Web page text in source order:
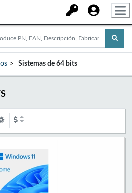
Sistemas de 64 bits